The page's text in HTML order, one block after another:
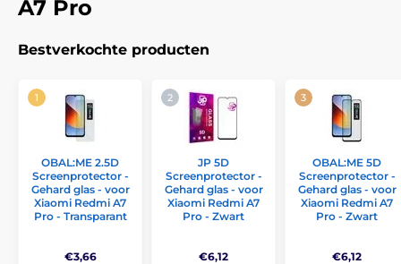
A7 Pro
Bestverkochte producten
OBAL:ME 2.5D
Screenprotector -
Gehard glas - voor
Xiaomi Redmi A7
Pro - Transparant
€3,66
JP 5D
Screenprotector -
Gehard glas - voor
Xiaomi Redmi A7
Pro - Zwart
€6,12
OBAL:ME 5D
Screenprotector -
Gehard glas - voor
Xiaomi Redmi A7
Pro - Zwart
€6,12